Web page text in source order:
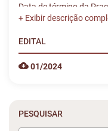
Data de término da
EDITAL
01/2024
PESQUISAR